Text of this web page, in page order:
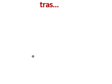
tras…